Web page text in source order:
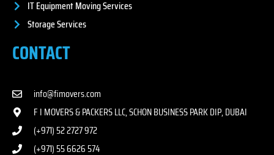
IT Equipment Moving Services
Storage Services
CONTACT
info@fimovers.com
F I MOVERS & PACKERS LLC, SCHON BUSINESS PARK DIP, DUBAI
(+971) 52 2727 972
(+971) 55 6626 574